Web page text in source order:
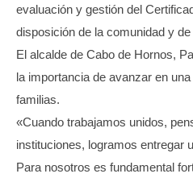
evaluación y gestión del
disposición de la comunidad y
El alcalde de Cabo de Hornos,
la importancia de avanzar en
familias.
«Cuando trabajamos unidos,
instituciones, logramos entregar
Para nosotros es fundamental